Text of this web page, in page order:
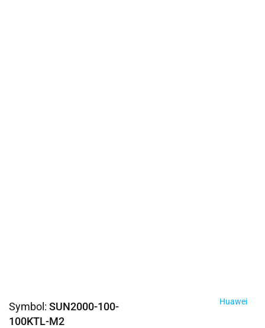
Symbol: SUN2000-100-
100KTL-M2
Huawei